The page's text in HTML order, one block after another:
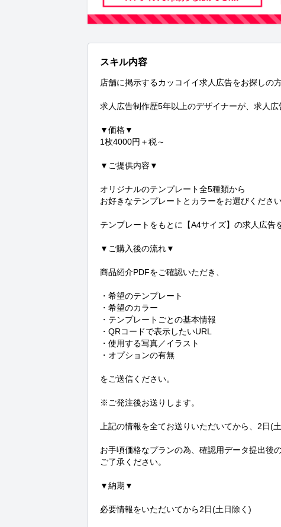
スキル内容
店舗に掲示するカッコイイ求人広告をお探しの
求人広告制作歴5年以上のデザイナーが、求人広
▼価格▼
1枚4000円＋税～
▼ご提供内容▼
オリジナルのテンプレート全5種類から
お好きなテンプレートとカラーをお選びください
テンプレートをもとに【A4サイズ】の求人広告
▼ご購入後の流れ▼
商品紹介PDFをご確認いただき、
・希望のテンプレート
・希望のカラー
・テンプレートごとの基本情報
・QRコードで表示したいURL
・使用する写真／イラスト
・オプションの有無
をご送信ください。
※ご発注後お送りします。
上記の情報を全てお送りいただいてから、2日(
お手頃価格なプランの為、確認用データ提出後
ご了承ください。
▼納期▼
必要情報をいただいてから2日(土日除く)